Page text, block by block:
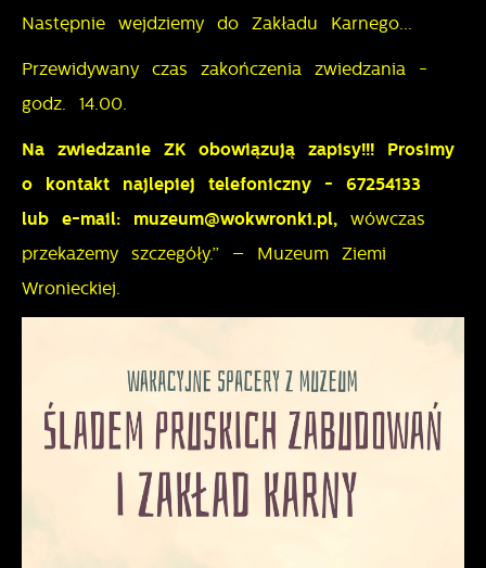
Następnie wejdziemy do Zakładu Karnego...
Przewidywany czas zakończenia zwiedzania -
godz. 14.00.
Na zwiedzanie ZK obowiązują zapisy!!! Prosimy
o kontakt najlepiej telefoniczny - 67254133
lub e-mail: muzeum@wokwronki.pl, wówczas
przekażemy szczegóły.” – Muzeum Ziemi
Wronieckiej.